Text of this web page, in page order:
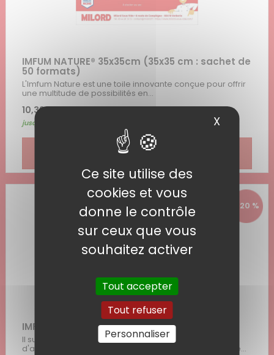
IMFUM NATURE® 35x35cm (35x35 cm : sachet de
50 formats)
L'Imfum Nature est une toile innovante conçue pour offrir
une multitude de possibilités en...
10,38 € HT
jusqu'au 31/08/2026
voir le produit >
- 20 %
IMFUM 50 (49x69 cm : bobine de 50 formats)
Il suffit d'y placer l'aliment à mariner ou à sécher,
d'ajouter les ingrédients nécessaires, puis de sceller le...
Ce site utilise des
cookies et vous
donne le contrôle
sur ceux que vous
souhaitez activer
Tout accepter
Tout refuser
Personnaliser
XMasquer